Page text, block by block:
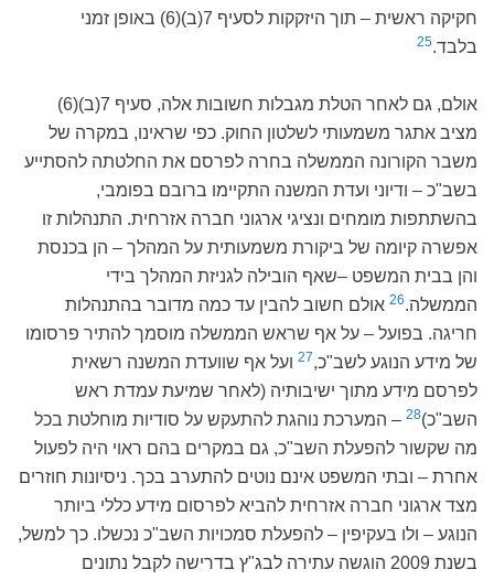
חקיקה ראשית – תוך היזקקות לסעיף 7(ב)(6) באופן זמני
בלבד.25
אולם, גם לאחר הטלת מגבלות חשובות אלה, סעיף 7(ב)(6)
מציב אתגר משמעותי לשלטון החוק. כפי שראינו, במקרה של
משבר הקורונה הממשלה בחרה לפרסם את החלטתה להסתייע
בשב"כ – ודיוני ועדת המשנה התקיימו ברובם בפומבי,
בהשתתפות מומחים ונציגי ארגוני חברה אזרחית. התנהלות זו
אפשרה קיומה של ביקורת משמעותית על המהלך – הן בכנסת
והן בבית המשפט –שאף הובילה לגניזת המהלך בידי
הממשלה.26 אולם חשוב להבין עד כמה מדובר בהתנהלות
חריגה. בפועל – על אף שראש הממשלה מוסמך להתיר פרסומו
של מידע הנוגע לשב"כ,27 ועל אף שוועדת המשנה רשאית
לפרסם מידע מתוך ישיבותיה (לאחר שמיעת עמדת ראש
השב"כ)28 – המערכת נוהגת להתעקש על סודיות מוחלטת בכל
מה שקשור להפעלת השב"כ, גם במקרים בהם ראוי היה לפעול
אחרת – ובתי המשפט אינם נוטים להתערב בכך. ניסיונות חוזרים
מצד ארגוני חברה אזרחית להביא לפרסום מידע כללי ביותר
הנוגע – ולו בעקיפין – להפעלת סמכויות השב"כ נכשלו. כך למשל,
בשנת 2009 הוגשה עתירה לבג"ץ בדרישה לקבל נתונים